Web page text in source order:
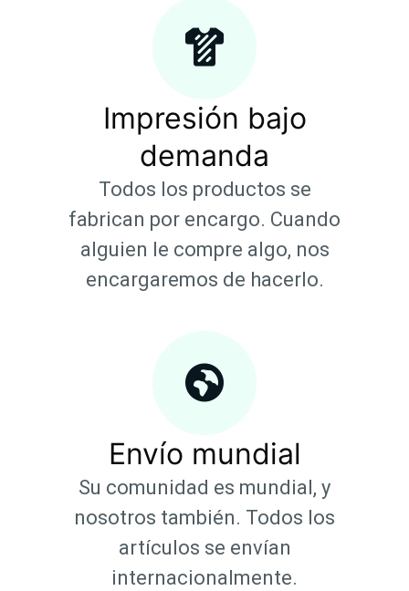
Impresión bajo
demanda
Todos los productos se
fabrican por encargo. Cuando
alguien le compre algo, nos
encargaremos de hacerlo.
Envío mundial
Su comunidad es mundial, y
nosotros también. Todos los
artículos se envían
internacionalmente.